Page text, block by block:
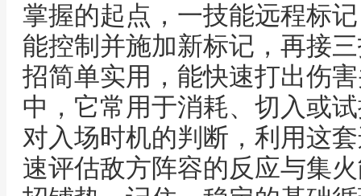
掌握的起点，一技能远程标
能控制并施加新标记，再接
招简单实用，能快速打出伤
中，它常用于消耗、切入或
对入场时机的判断，利用这
速评估敌方阵容的反应与集